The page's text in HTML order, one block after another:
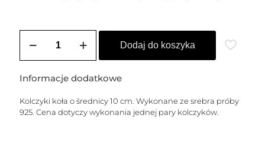
Kolczyki
2
XL
(koła
Dodaj do koszyka
Informacje dodatkowe
Kolczyki koła o średnicy 10 cm. Wykonane ze srebra próby
925. Cena dotyczy wykonania jednej pary kolczyków.